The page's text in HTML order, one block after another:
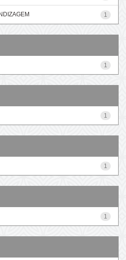
1
1
1
1
1